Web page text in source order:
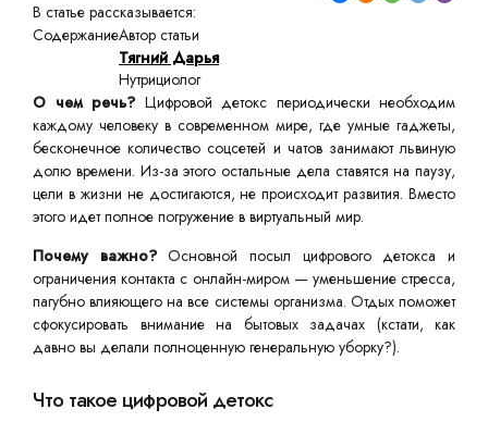
В статье рассказывается:
СодержаниеАвтор статьи
Тягний Дарья
Нутрициолог
О чем речь? Цифровой детокс периодически необходим
каждому человеку в современном мире, где умные гаджеты,
бесконечное количество соцсетей и чатов занимают львиную
долю времени. Из-за этого остальные дела ставятся на паузу,
цели в жизни не достигаются, не происходит развития. Вместо
этого идет полное погружение в виртуальный мир.
Почему важно?Основной посыл цифрового детокса и
ограничения контакта с онлайн-миром — уменьшение стресса,
пагубно влияющего на все системы организма. Отдых поможет
сфокусировать внимание на бытовых задачах (кстати, как
давно вы делали полноценную генеральную уборку?).
Что такое цифровой детокс